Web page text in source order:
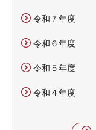
令和７年度
令和６年度
令和５年度
令和４年度